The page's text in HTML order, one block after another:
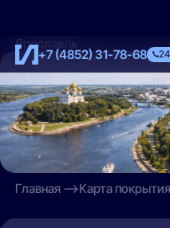
+7 (4852) 31-78-68
Ярославль
Главная Карта покрытия